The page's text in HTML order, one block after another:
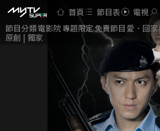
首頁 節目表 電視
節目分類電影院專題限定免費節目 愛．回
原創 | 獨家